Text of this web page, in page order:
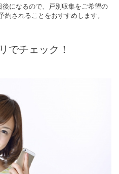
後になるので、戸別収集をご希望の
されることをおすすめします。
でチェック！